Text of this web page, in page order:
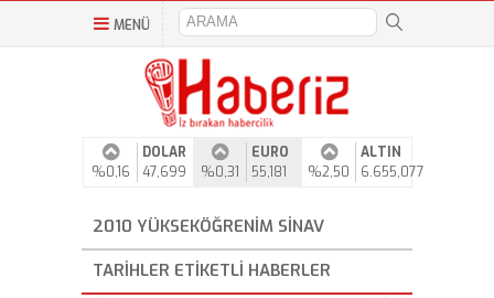
MENÜ
%0,16
DOLAR
47,699
%0,31
EURO
55,181
%2,50
ALTIN
6.655,077
2010 YÜKSEKÖĞRENIM SINAV
TARIHLER ETIKETLI HABERLER